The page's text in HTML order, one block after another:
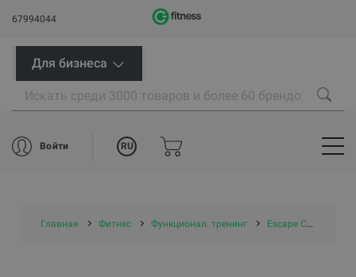
67994044
Для бизнеса
Войти RU
Главная Фитнес Функционал. тренинг Escape Core Momentum Trainer